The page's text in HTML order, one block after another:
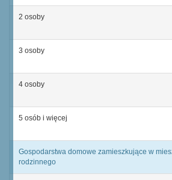
2 osoby
3 osoby
4 osoby
5 osób i więcej
Gospodarstwa domowe zamieszkujące w
rodzinnego